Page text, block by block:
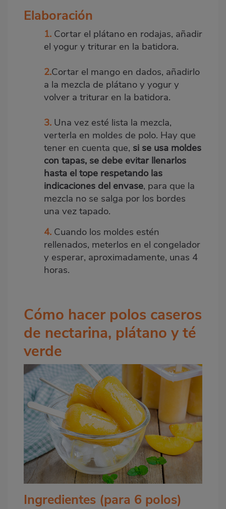
Elaboración
1. Cortar el plátano en rodajas, añadir
el yogur y triturar en la batidora.
2.Cortar el mango en dados, añadirlo
a la mezcla de plátano y yogur y
volver a triturar en la batidora.
3. Una vez esté lista la mezcla,
verterla en moldes de polo. Hay que
tener en cuenta que, si se usa moldes
con tapas, se debe evitar llenarlos
hasta el tope respetando las
indicaciones del envase, para que la
mezcla no se salga por los bordes
una vez tapado.
4. Cuando los moldes estén
rellenados, meterlos en el congelador
y esperar, aproximadamente, unas 4
horas.
Cómo hacer polos caseros
de nectarina, plátano y té
verde
Ingredientes (para 6 polos)